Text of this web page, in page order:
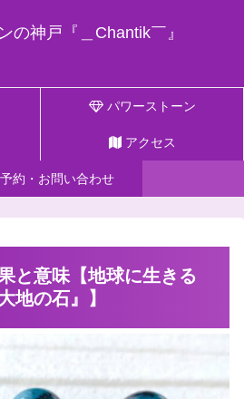
の神戸『＿Chantik￣』
パワーストーン
アクセス
約・お問い合わせ
と意味【地球に生きる
地の石』】